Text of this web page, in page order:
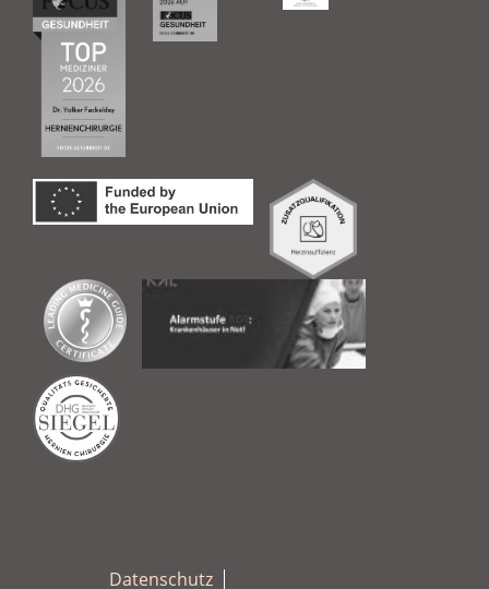
Datenschutz